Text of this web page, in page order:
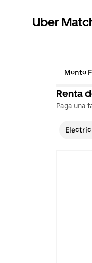
Uber
Monto
Renta
Paga una